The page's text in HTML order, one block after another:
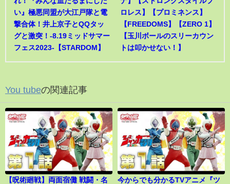
い』極悪同盟が大江戸隊と電
撃合体！井上京子とQQタッ
グと激突！-8.19ミッドサマー
フェス2023-【STARDOM】
ロレス】【プロミネンス】
【FREEDOMS】【ZERO 1】
【玉川ボールのスリーカウン
トは叩かせない！】
You tubeの関連記事
【呪術廻戦】両面宿儺 戦闘・名
今からでも分かるTVアニメ『ツ